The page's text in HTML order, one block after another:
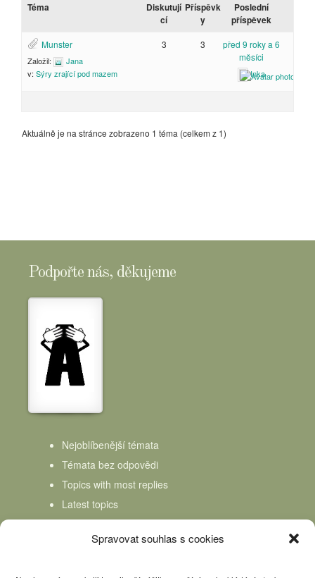
Spravovat souhlas s cookies
Téma
Diskutují
cí
Příspěvk
y
Poslední
příspěvek
Munster
Založil:
Jana
v: Sýry zrající pod mazem
3 3
před 9 roky a 6
měsíci
Inka
Aktuálně je na stránce zobrazeno 1 téma (celkem z 1)
Podpořte nás, děkujeme
Nejoblíbenější témata
Témata bez odpovědi
Topics with most replies
Latest topics
Topics Freshness